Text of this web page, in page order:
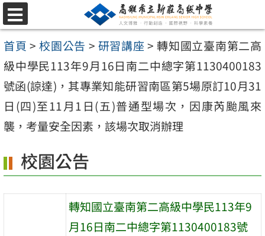
跳
至
主
要
內
容
區
選
單
首頁 > 校園公告 > 研習講座 > 轉知國立臺南第二高
級中學民113年9月16日南二中總字第1130400183
號函(諒達)，其專業知能研習南區第5場原訂10月31
日(四)至11月1日(五)普通型場次，因康芮颱風來
襲，考量安全因素，該場次取消辦理
校園公告
轉知國立臺南第二高級中學民113年9
月16日南二中總字第1130400183號